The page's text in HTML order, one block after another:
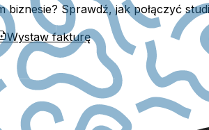
biznesie? Sprawdź, jak połączyć
Wystaw fakturę